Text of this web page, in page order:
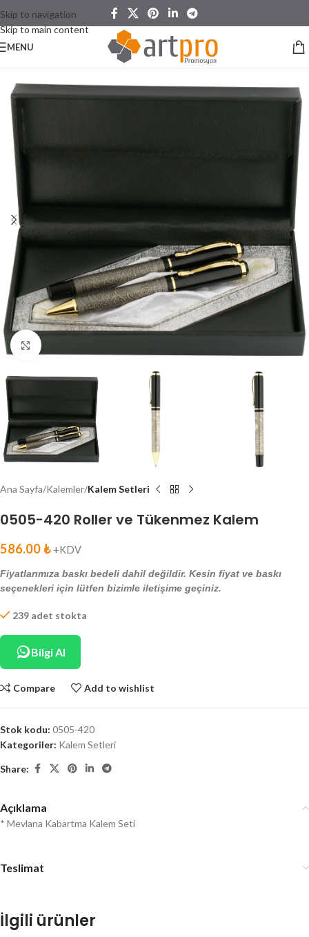
Skip to navigation
Skip to main content
MENU
Click to enlarge
Ana Sayfa Kalemler Kalem Setleri
0505-420 Roller ve Tükenmez Kalem
586.00₺ +KDV
Fiyatlarımıza baskı bedeli dahil değildir. Kesin fiyat ve baskı
seçenekleri için lütfen bizimle iletişime geçiniz.
239 adet stokta
Bilgi Al
Compare Add to wishlist
Stok kodu: 0505-420
Kategoriler: Kalem Setleri
Share:
Açıklama
* Mevlana Kabartma Kalem Seti
Teslimat
İlgili ürünler